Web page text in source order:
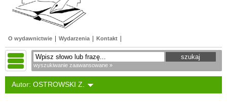
O wydawnictwie Wydarzenia Kontakt
wyszukiwanie zaawansowane »
Autor: OSTROWSKI Z.